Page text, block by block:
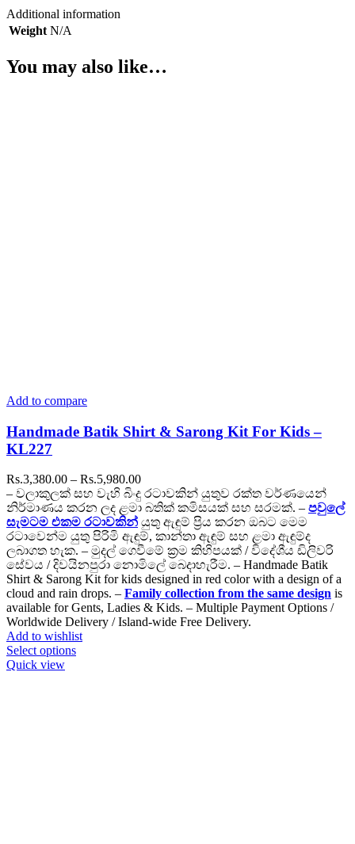
Additional information
Weight N/A
You may also like…
Add to compare
Handmade Batik Shirt & Sarong Kit For Kids –
KL227
Rs.3,380.00 – Rs.5,980.00Price
range:
Rs.3,380.00
through
Rs.5,980.00
– වලාකුලක් සහ වැහි බිංදු රටාවකින් යුතුව රක්ත වර්ණයෙන්
නිර්මාණය කරන ලද ළමා බතික් කමිසයක් සහ සරමක්. – පවුලේ
සැමටම එකම රටාවකින් යුතු ඇඳුම් ප්‍රිය කරන ඔබට මෙම
රටාවෙන්ම යුතු පිරිමි ඇඳුම්, කාන්තා ඇඳුම් සහ ළමා ඇඳුම්ද
ලබාගත හැක. – මුදල් ගෙවීමේ ක්‍රම කිහිපයක් / විදේශීය ඩිලිවරි
සේවය / දිවයිනපුරා නොමිලේ බෙදාහැරීම. – Handmade Batik
Shirt & Sarong Kit for kids designed in red color with a design of a
cloud and rain drops. – Family collection from the same design is
available for Gents, Ladies & Kids. – Multiple Payment Options /
Worldwide Delivery / Island-wide Free Delivery.
Add to wishlist
Select optionsThis
Quick view